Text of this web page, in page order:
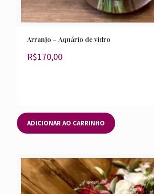
Arranjo – Aquário de vidro
R$170,00
ADICIONAR AO CARRINHO